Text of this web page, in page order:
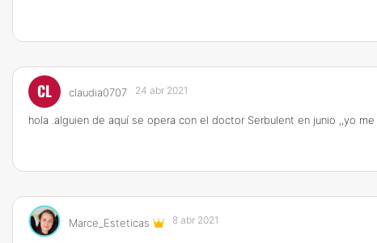
CL claudia0707 24 abr 2021
hola .alguien de aquí se opera con el doctor Serbulent en junio ,,yo
Marce_Esteticas 8 abr 2021